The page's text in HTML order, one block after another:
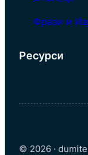
Фрази и
Ресурси
© 2026 ·